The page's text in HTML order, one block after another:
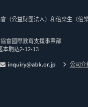
（公益財團法人）和倍楽生（倍
會國際教育支援事業部
本駒込2-12-13
公司介